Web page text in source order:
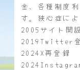
金、各種制度
す。狭心症に
2005サイト開設
2019Twitter
2024X再登録